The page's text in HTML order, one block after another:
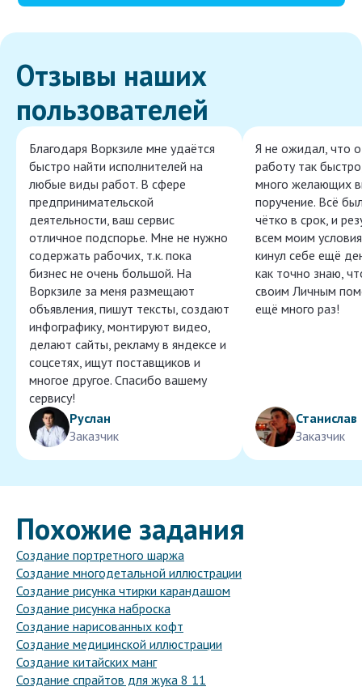
Отзывы наших
пользователей
Благодаря Воркзиле мне удаётся
быстро найти исполнителей на
любые виды работ. В сфере
предпринимательской
деятельности, ваш сервис
отличное подспорье. Мне не нужно
содержать рабочих, т.к. пока
бизнес не очень большой. На
Воркзиле за меня размещают
объявления, пишут тексты, создают
инфографику, монтируют видео,
делают сайты, рекламу в яндексе и
соцсетях, ищут поставщиков и
многое другое. Спасибо вашему
сервису!
Руслан
Заказчик
Я не ожидал, что
работу так
много желающих
поручение. Всё
чётко в срок, и
всем моим
кинул себе ещё
как точно знаю,
своим Личным
ещё много раз!
Станислав
Заказчик
Похожие задания
Создание портретного шаржа
Создание многодетальной иллюстрации
Создание рисунка чтирки карандашом
Создание рисунка наброска
Создание нарисованных кофт
Создание медицинской иллюстрации
Создание китайских манг
Создание спрайтов для жука 8 11